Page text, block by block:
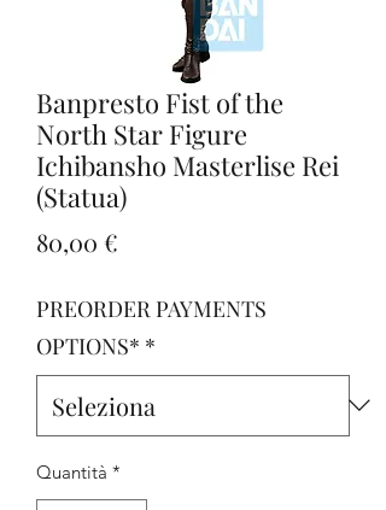
Banpresto Fist of the
North Star Figure
Ichibansho Masterlise Rei
(Statua)
80,00 €
PREORDER PAYMENTS
OPTIONS* *
Quantità *